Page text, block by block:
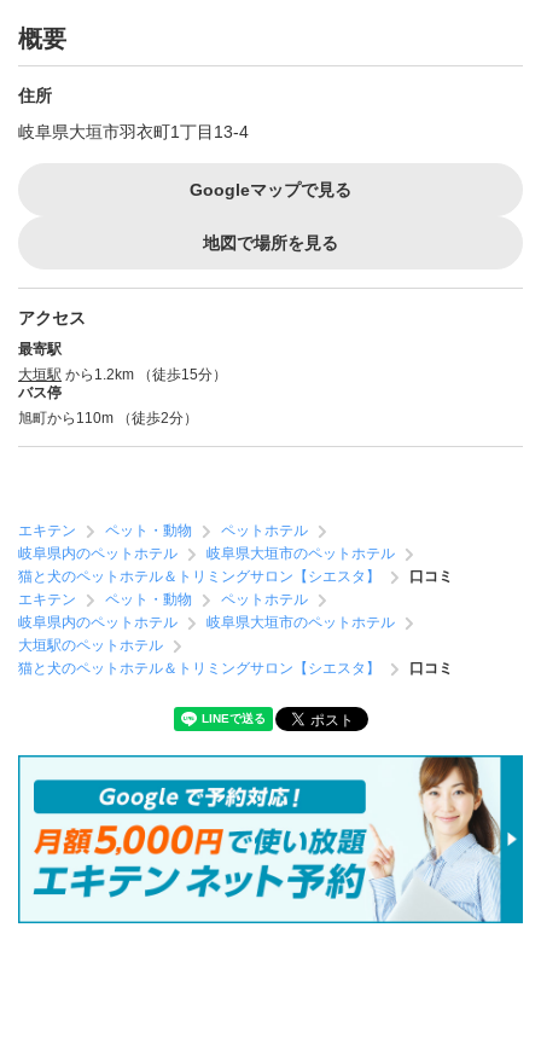
概要
住所
岐阜県大垣市羽衣町1丁目13-4
Googleマップで見る
地図で場所を見る
アクセス
最寄駅
大垣駅 から1.2km （徒歩15分）
バス停
旭町から110m （徒歩2分）
エキテン ペット・動物
ペットホテル
岐阜県内のペットホテル
岐阜県大垣市のペットホテル
猫と犬のペットホテル＆トリミングサロン【シエスタ】
口コミ
エキテン
ペット・動物
ペットホテル
岐阜県内のペットホテル
岐阜県大垣市のペットホテル
大垣駅のペットホテル
猫と犬のペットホテル＆トリミングサロン【シエスタ】
口コミ